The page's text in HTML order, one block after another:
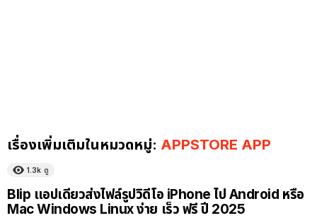
เรื่องเพิ่มเติมในหมวดหมู่: APPSTORE APP
1.3k ดู
Blip แอปเดียวส่งไฟล์รูปวิดีโอ iPhone ไป Android หรือ
Mac Windows Linux ง่าย เร็ว ฟรี ปี 2025